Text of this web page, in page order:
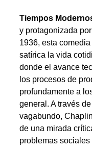
Tiempos
y protagonizada por
1936, esta
satírica la vida
donde el avance
los procesos de
profundamente a
general. A través
vagabundo,
de una mirada
problemas